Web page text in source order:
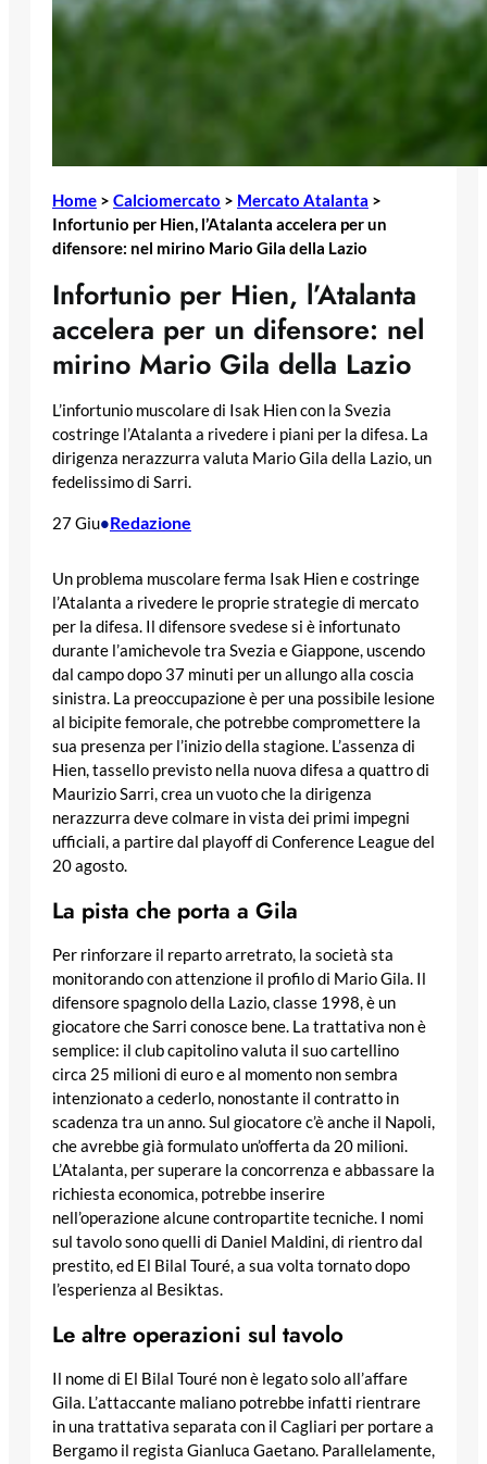
Home > Calciomercato > Mercato Atalanta >
Infortunio per Hien, l’Atalanta accelera per un
difensore: nel mirino Mario Gila della Lazio
Infortunio per Hien, l’Atalanta
accelera per un difensore: nel
mirino Mario Gila della Lazio
L’infortunio muscolare di Isak Hien con la Svezia
costringe l’Atalanta a rivedere i piani per la difesa. La
dirigenza nerazzurra valuta Mario Gila della Lazio, un
fedelissimo di Sarri.
27 Giu•Redazione
Un problema muscolare ferma Isak Hien e costringe
l’Atalanta a rivedere le proprie strategie di mercato
per la difesa. Il difensore svedese si è infortunato
durante l’amichevole tra Svezia e Giappone, uscendo
dal campo dopo 37 minuti per un allungo alla coscia
sinistra. La preoccupazione è per una possibile lesione
al bicipite femorale, che potrebbe compromettere la
sua presenza per l’inizio della stagione. L’assenza di
Hien, tassello previsto nella nuova difesa a quattro di
Maurizio Sarri, crea un vuoto che la dirigenza
nerazzurra deve colmare in vista dei primi impegni
ufficiali, a partire dal playoff di Conference League del
20 agosto.
La pista che porta a Gila
Per rinforzare il reparto arretrato, la società sta
monitorando con attenzione il profilo di Mario Gila. Il
difensore spagnolo della Lazio, classe 1998, è un
giocatore che Sarri conosce bene. La trattativa non è
semplice: il club capitolino valuta il suo cartellino
circa 25 milioni di euro e al momento non sembra
intenzionato a cederlo, nonostante il contratto in
scadenza tra un anno. Sul giocatore c’è anche il Napoli,
che avrebbe già formulato un’offerta da 20 milioni.
L’Atalanta, per superare la concorrenza e abbassare la
richiesta economica, potrebbe inserire
nell’operazione alcune contropartite tecniche. I nomi
sul tavolo sono quelli di Daniel Maldini, di rientro dal
prestito, ed El Bilal Touré, a sua volta tornato dopo
l’esperienza al Besiktas.
Le altre operazioni sul tavolo
Il nome di El Bilal Touré non è legato solo all’affare
Gila. L’attaccante maliano potrebbe infatti rientrare
in una trattativa separata con il Cagliari per portare a
Bergamo il regista Gianluca Gaetano. Parallelamente,